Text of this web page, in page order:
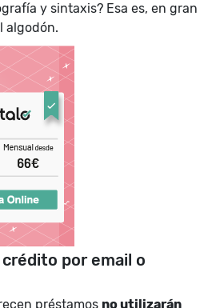
y sintaxis? Esa es, en gran
algodón.
por email o
préstamos no utilizarán